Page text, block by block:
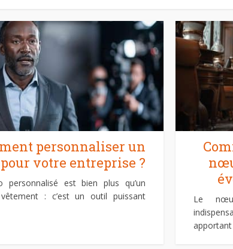
personnaliser un
votre entreprise ?
personnalisé est bien plus qu’un
: c’est un outil puissant
Le
apportant